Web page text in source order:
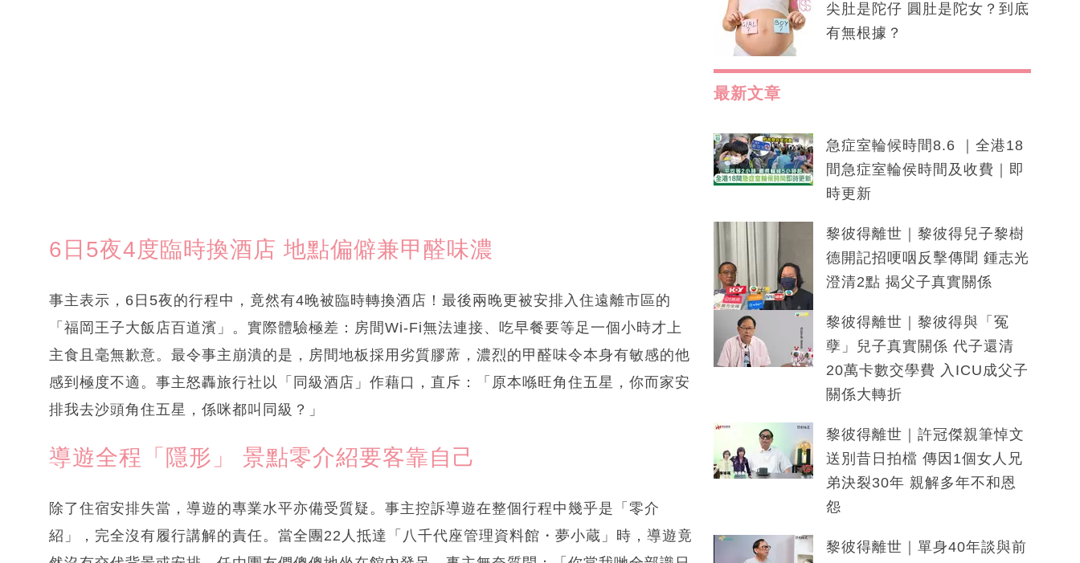
6日5夜4度臨時換酒店 地點偏僻兼甲醛味濃
事主表示，6日5夜的行程中，竟然有4晚被臨時轉換酒店！最後兩晚更被安排入住遠離市區的
「福岡王子大飯店百道濱」。實際體驗極差：房間Wi-Fi無法連接、吃早餐要等足一個小時才上
主食且毫無歉意。最令事主崩潰的是，房間地板採用劣質膠蓆，濃烈的甲醛味令本身有敏感的他
感到極度不適。事主怒轟旅行社以「同級酒店」作藉口，直斥：「原本喺旺角住五星，你而家安
排我去沙頭角住五星，係咪都叫同級？」
導遊全程「隱形」 景點零介紹要客靠自己
除了住宿安排失當，導遊的專業水平亦備受質疑。事主控訴導遊在整個行程中幾乎是「零介
紹」，完全沒有履行講解的責任。當全團22人抵達「八千代座管理資料館・夢小蔵」時，導遊竟
尖肚是陀仔 圓肚是陀女？到底
有無根據？
最新文章
急症室輪候時間8.6 ｜全港18
間急症室輪侯時間及收費｜即
時更新
黎彼得離世｜黎彼得兒子黎樹
德開記招哽咽反擊傳聞 鍾志光
澄清2點 揭父子真實關係
黎彼得離世｜黎彼得與「冤
孽」兒子真實關係 代子還清
20萬卡數交學費 入ICU成父子
關係大轉折
黎彼得離世｜許冠傑親筆悼文
送別昔日拍檔 傳因1個女人兄
弟決裂30年 親解多年不和恩
怨
黎彼得離世｜單身40年談與前